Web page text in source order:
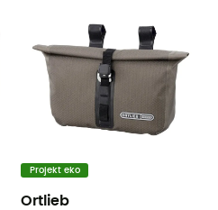
Projekt eko
Ortlieb